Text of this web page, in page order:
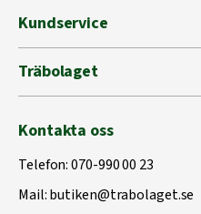
Kundservice
Träbolaget
Kontakta oss
Telefon:070-990 00 23
Mail:butiken@trabolaget.se